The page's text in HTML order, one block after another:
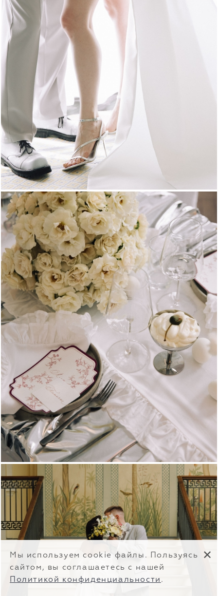
Мы используем cookie файлы. Пользуясь
сайтом, вы соглашаетесь с нашей
Политикой конфиденциальности .
✕